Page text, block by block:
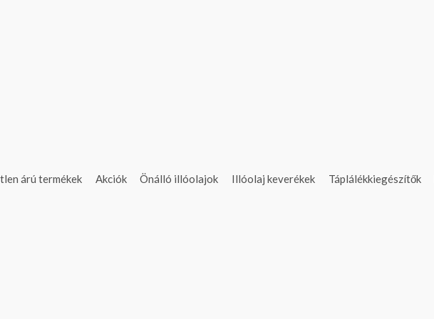
árú termékek Akciók Önálló illóolajok Illóolaj keverékek Táplálékkiegészítők